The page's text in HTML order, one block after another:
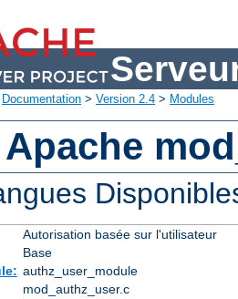
Documentation > Version 2.4 > Modules
Autorisation basée sur l'utilisateur
Base
authz_user_module
mod_authz_user.c